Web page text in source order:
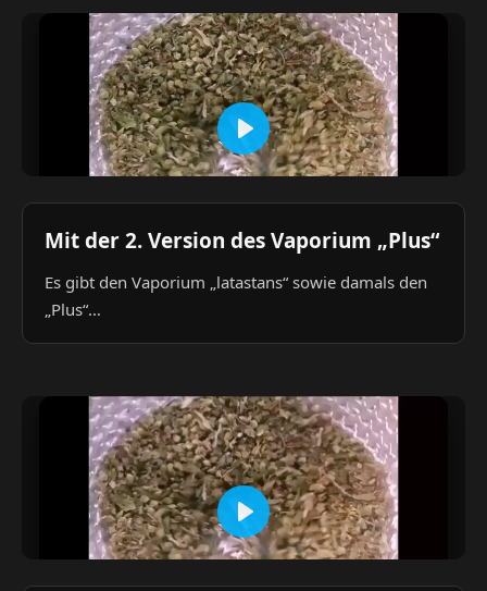
Mit der 2. Version des Vaporium „Plus“
Es gibt den Vaporium „latastans“ sowie damals den
„Plus“…